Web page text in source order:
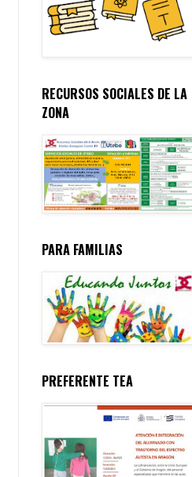
RECURSOS SOCIALES DE LA
ZONA
PARA FAMILIAS
PREFERENTE TEA